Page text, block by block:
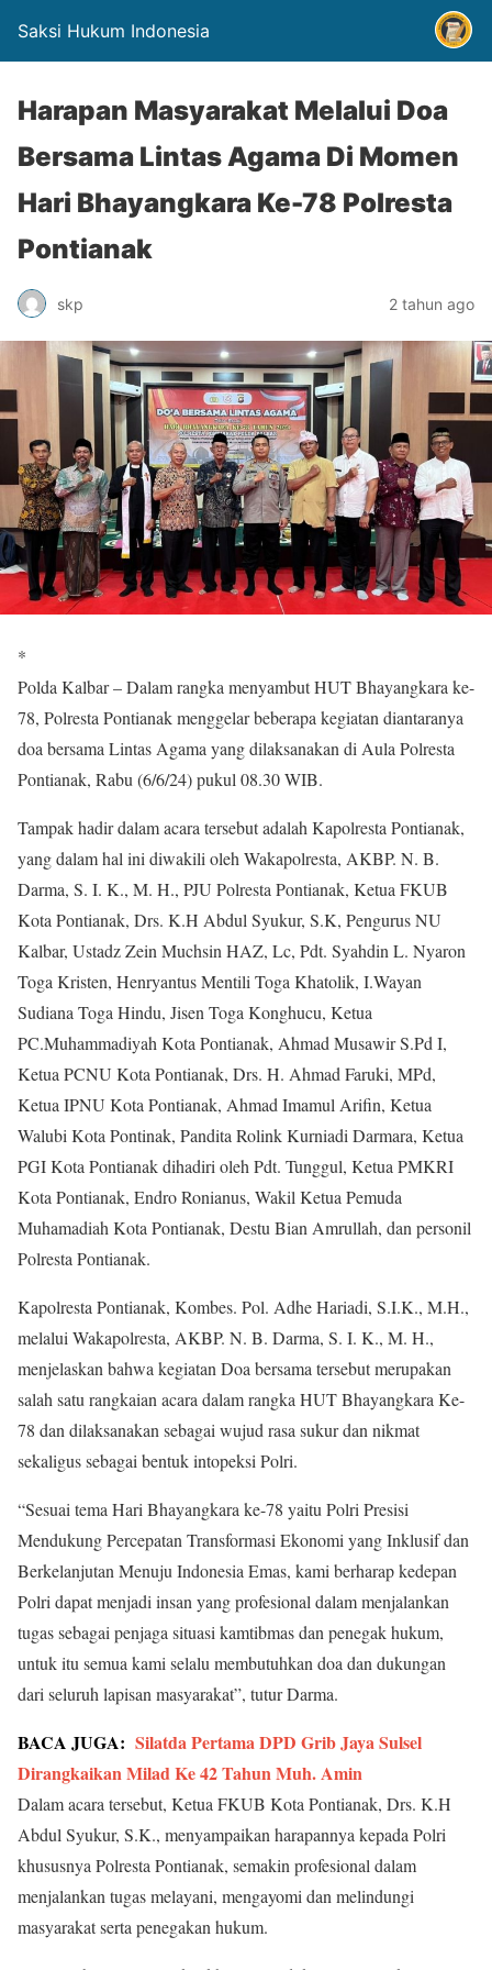
Saksi Hukum Indonesia
Harapan Masyarakat Melalui Doa
Bersama Lintas Agama Di Momen
Hari Bhayangkara Ke-78 Polresta
Pontianak
skp 2 tahun ago
*
Polda Kalbar – Dalam rangka menyambut HUT Bhayangkara ke-
78, Polresta Pontianak menggelar beberapa kegiatan diantaranya
doa bersama Lintas Agama yang dilaksanakan di Aula Polresta
Pontianak, Rabu (6/6/24) pukul 08.30 WIB.
Tampak hadir dalam acara tersebut adalah Kapolresta Pontianak,
yang dalam hal ini diwakili oleh Wakapolresta, AKBP. N. B.
Darma, S. I. K., M. H., PJU Polresta Pontianak, Ketua FKUB
Kota Pontianak, Drs. K.H Abdul Syukur, S.K, Pengurus NU
Kalbar, Ustadz Zein Muchsin HAZ, Lc, Pdt. Syahdin L. Nyaron
Toga Kristen, Henryantus Mentili Toga Khatolik, I.Wayan
Sudiana Toga Hindu, Jisen Toga Konghucu, Ketua
PC.Muhammadiyah Kota Pontianak, Ahmad Musawir S.Pd I,
Ketua PCNU Kota Pontianak, Drs. H. Ahmad Faruki, MPd,
Ketua IPNU Kota Pontianak, Ahmad Imamul Arifin, Ketua
Walubi Kota Pontinak, Pandita Rolink Kurniadi Darmara, Ketua
PGI Kota Pontianak dihadiri oleh Pdt. Tunggul, Ketua PMKRI
Kota Pontianak, Endro Ronianus, Wakil Ketua Pemuda
Muhamadiah Kota Pontianak, Destu Bian Amrullah, dan personil
Polresta Pontianak.
Kapolresta Pontianak, Kombes. Pol. Adhe Hariadi, S.I.K., M.H.,
melalui Wakapolresta, AKBP. N. B. Darma, S. I. K., M. H.,
menjelaskan bahwa kegiatan Doa bersama tersebut merupakan
salah satu rangkaian acara dalam rangka HUT Bhayangkara Ke-
78 dan dilaksanakan sebagai wujud rasa sukur dan nikmat
sekaligus sebagai bentuk intopeksi Polri.
“Sesuai tema Hari Bhayangkara ke-78 yaitu Polri Presisi
Mendukung Percepatan Transformasi Ekonomi yang Inklusif dan
Berkelanjutan Menuju Indonesia Emas, kami berharap kedepan
Polri dapat menjadi insan yang profesional dalam menjalankan
tugas sebagai penjaga situasi kamtibmas dan penegak hukum,
untuk itu semua kami selalu membutuhkan doa dan dukungan
dari seluruh lapisan masyarakat”, tutur Darma.
BACA JUGA: Silatda Pertama DPD Grib Jaya Sulsel
Dirangkaikan Milad Ke 42 Tahun Muh. Amin
Dalam acara tersebut, Ketua FKUB Kota Pontianak, Drs. K.H
Abdul Syukur, S.K., menyampaikan harapannya kepada Polri
khususnya Polresta Pontianak, semakin profesional dalam
menjalankan tugas melayani, mengayomi dan melindungi
masyarakat serta penegakan hukum.